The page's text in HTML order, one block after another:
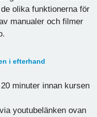
olika funktionerna för
manualer och filmer
i efterhand
minuter innan kursen
youtubelänken ovan